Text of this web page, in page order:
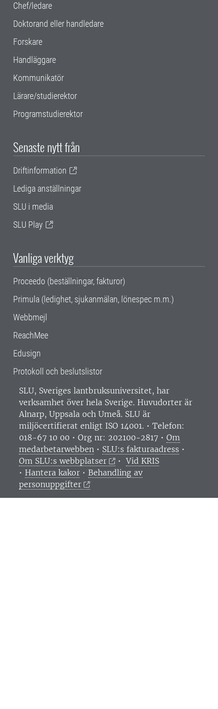
Chef/ledare
Doktorand eller handledare
Forskare
Handläggare
Kommunikatör
Lärare/studierektor
Programstudierektor
Senaste nytt från
Driftinformation
Lediga anställningar
SLU i media
SLU Play
Vanliga verktyg
Proceedo (beställningar, fakturor)
Primula (ledighet, sjukanmälan, lönespec m.m.)
Webbmejl
ReachMee
Edusign
Protokoll och beslutslistor
SLU, Sveriges lantbruksuniversitet, har
verksamhet över hela Sverige. Huvudorter är
Alnarp, Uppsala och Umeå. SLU är
miljöcertifierat enligt ISO 14001. • Telefon:
018-67 10 00 • Org nr: 202100-2817 • Om
medarbetarwebben • SLU:s fakturaadress •
Om SLU:s webbplatser
•Vid KRIS
• Hantera kakor • Behandling av
personuppgifter